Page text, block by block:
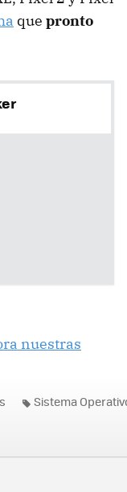
que pronto
nuestras
Sistema